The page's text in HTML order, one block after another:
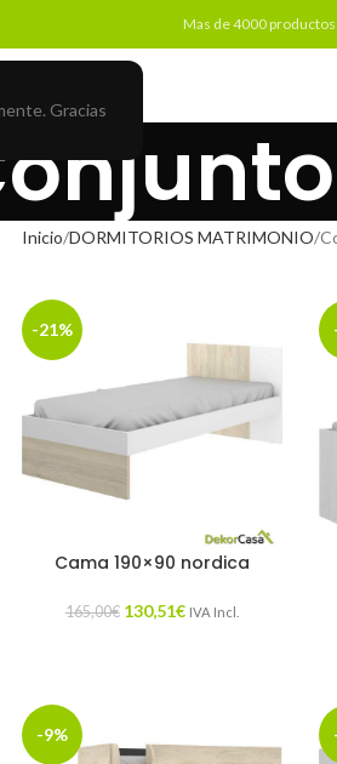
Gracias
Mas de 4000
Inicio DORMITORIOS MATRIMONIO
-21%
Cama 190×90 nordica
165,00€ 130,51€ IVA Incl.
-9%